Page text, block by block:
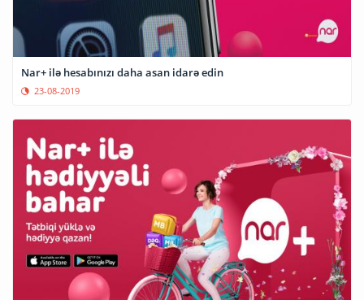
Nar+ ilə hesabınızı daha asan idarə edin
23-08-2019